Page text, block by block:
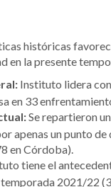
históricas
en la presente
Instituto lidera
en 33
Se repartieron
apenas un punto
en Córdoba).
tiene el
2021/22